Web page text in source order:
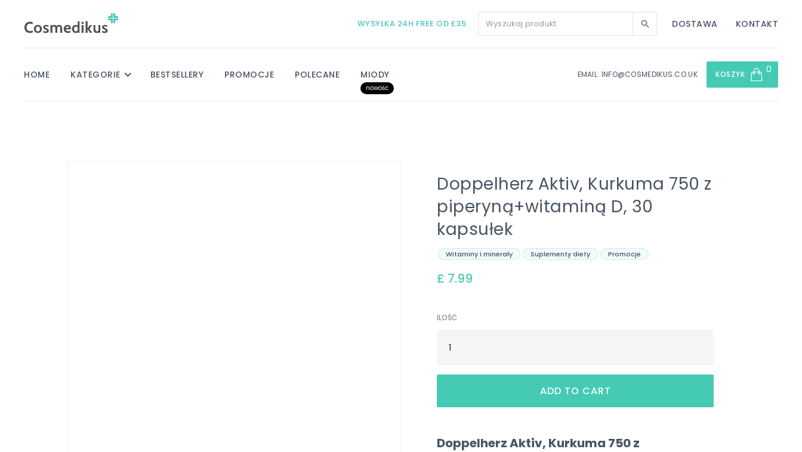
WYSYŁKA 24H FREE OD £35 DOSTAWA KONTAKT
HOME KATEGORIE BESTSELLERY PROMOCJE POLECANE MIODY
nowość
EMAIL: INFO@COSMEDIKUS.CO.UK KOSZYK 0
Doppelherz Aktiv, Kurkuma 750 z
piperyną+witaminą D, 30
kapsułek
Witaminy i minerały Suplementy diety Promocje
£ 7.99
ILOŚĆ
Doppelherz Aktiv, Kurkuma 750 z